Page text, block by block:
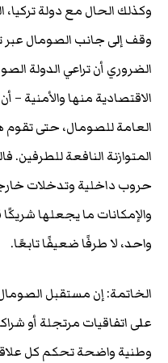
وكذلك الحال مع دولة
وقف إلى جانب الصومال عبر
الضروري أن تراعي الدولة
الاقتصادية منها والأمنية –
العامة للصومال، حتى تقوم
المتوازنة النافعة
حروب داخلية وتدخلات
والإمكانات ما يجعلها شريكًا
واحد، لا طرفًا ضعيفًا تابعًا.
الخاتمة: إن مستقبل
على اتفاقيات مرتجلة أو
وطنية واضحة تحكم كل